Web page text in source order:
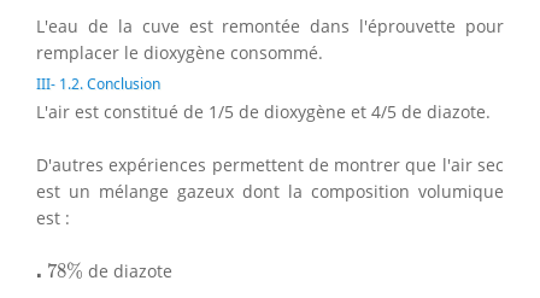
L'eau de la cuve est remontée dans l'éprouvette pour
remplacer le dioxygène consommé.
III- 1.2. Conclusion
L'air est constitué de 1/5 de dioxygène et 4/5 de diazote.
D'autres expériences permettent de montrer que l'air sec
est un mélange gazeux dont la composition volumique
est :
⋅ 78%
78% de diazote